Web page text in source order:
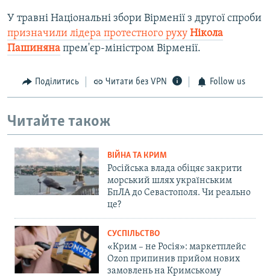
У травні Національні збори Вірменії з другої спроби
призначили лідера протестного руху Нікола
Пашиняна прем'єр-міністром Вірменії.
Поділитись Читати без VPN Follow us
Читайте також
ВІЙНА ТА КРИМ
Російська влада обіцяє закрити
морський шлях українським
БпЛА до Севастополя. Чи реально
це?
СУСПІЛЬСТВО
«Крим – не Росія»: маркетплейс
Ozon припинив прийом нових
замовлень на Кримському